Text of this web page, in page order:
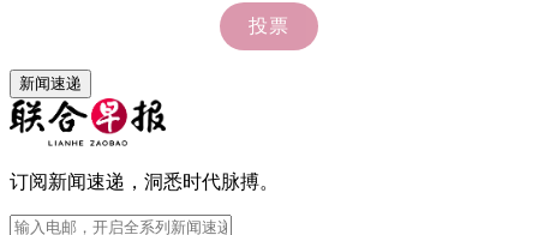
新闻速递
订阅新闻速递，洞悉时代脉搏。